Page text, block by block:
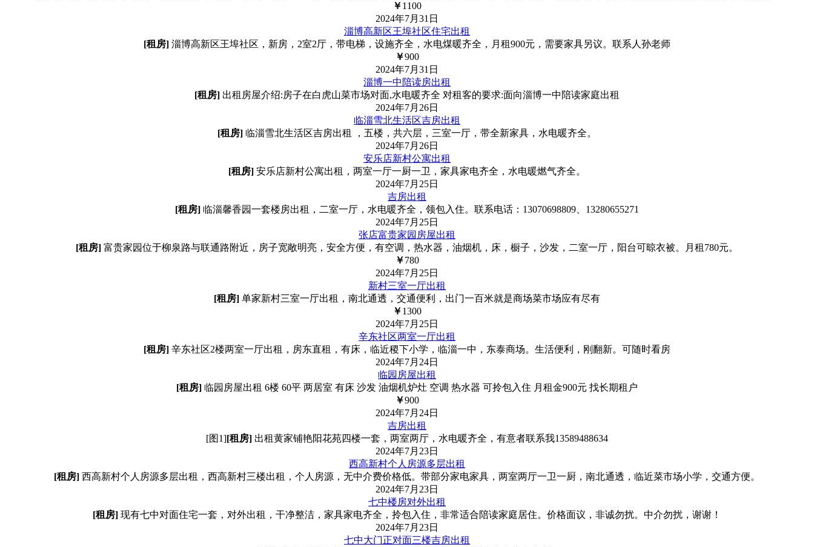
￥1100
2024年7月31日
淄博高新区王埠社区住宅出租
[租房] 淄博高新区王埠社区，新房，2室2厅，带电梯，设施齐全，水电煤暖齐全，月租900元，需要家具另议。联系人孙老师
￥900
2024年7月31日
淄博一中陪读房出租
[租房] 出租房屋介绍:房子在白虎山菜市场对面,水电暖齐全 对租客的要求:面向淄博一中陪读家庭出租
2024年7月26日
临淄雪北生活区吉房出租
[租房] 临淄雪北生活区吉房出租 ，五楼，共六层，三室一厅，带全新家具，水电暖齐全。
2024年7月26日
安乐店新村公寓出租
[租房] 安乐店新村公寓出租，两室一厅一厨一卫，家具家电齐全，水电暖燃气齐全。
2024年7月25日
吉房出租
[租房] 临淄馨香园一套楼房出租，二室一厅，水电暖齐全，领包入住。联系电话：13070698809、13280655271
2024年7月25日
张店富贵家园房屋出租
[租房] 富贵家园位于柳泉路与联通路附近，房子宽敞明亮，安全方便，有空调，热水器，油烟机，床，橱子，沙发，二室一厅，阳台可晾衣被。月租780元。
￥780
2024年7月25日
新村三室一厅出租
[租房] 单家新村三室一厅出租，南北通透，交通便利，出门一百米就是商场菜市场应有尽有
￥1300
2024年7月25日
辛东社区两室一厅出租
[租房] 辛东社区2楼两室一厅出租，房东直租，有床，临近稷下小学，临淄一中，东泰商场。生活便利，刚翻新。可随时看房
2024年7月24日
临园房屋出租
[租房] 临园房屋出租 6楼 60平 两居室 有床 沙发 油烟机炉灶 空调 热水器 可拎包入住 月租金900元 找长期租户
￥900
2024年7月24日
吉房出租
[图1][租房] 出租黄家铺艳阳花苑四楼一套，两室两厅，水电暖齐全，有意者联系我13589488634
2024年7月23日
西高新村个人房源多层出租
[租房] 西高新村个人房源多层出租，西高新村三楼出租，个人房源，无中介费价格低。带部分家电家具，两室两厅一卫一厨，南北通透，临近菜市场小学，交通方便。
2024年7月23日
七中楼房对外出租
[租房] 现有七中对面住宅一套，对外出租，干净整洁，家具家电齐全，拎包入住，非常适合陪读家庭居住。价格面议，非诚勿扰。中介勿扰，谢谢！
2024年7月23日
七中大门正对面三楼吉房出租